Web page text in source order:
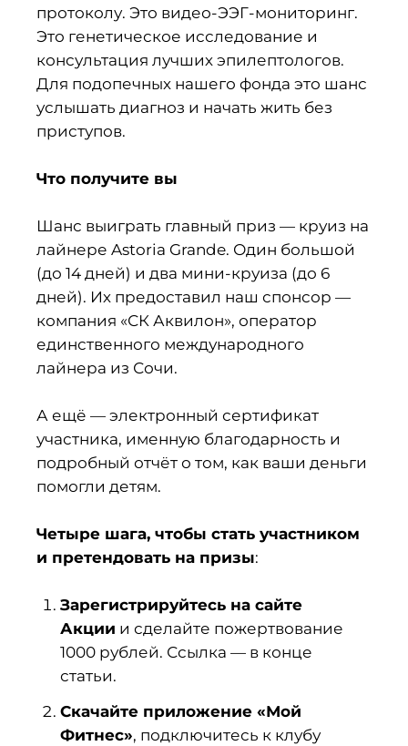
протоколу. Это видео-ЭЭГ-мониторинг.
Это генетическое исследование и
консультация лучших эпилептологов.
Для подопечных нашего фонда это шанс
услышать диагноз и начать жить без
приступов.
Что получите вы
Шанс выиграть главный приз — круиз на
лайнере Astoria Grande. Один большой
(до 14 дней) и два мини-круиза (до 6
дней). Их предоставил наш спонсор —
компания «СК Аквилон», оператор
единственного международного
лайнера из Сочи.
А ещё — электронный сертификат
участника, именную благодарность и
подробный отчёт о том, как ваши деньги
помогли детям.
Четыре шага, чтобы стать участником
и претендовать на призы:
Зарегистрируйтесь на сайте
Акции и сделайте пожертвование
1000 рублей. Ссылка — в конце
статьи.
Скачайте приложение «Мой
Фитнес», подключитесь к клубу